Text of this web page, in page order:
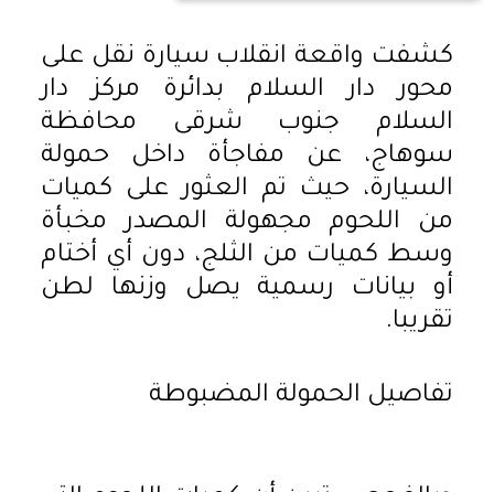
كشفت واقعة انقلاب سيارة نقل على
محور دار السلام بدائرة مركز دار
السلام جنوب شرقى محافظة
سوهاج، عن مفاجأة داخل حمولة
السيارة، حيث تم العثور على كميات
من اللحوم مجهولة المصدر مخبأة
وسط كميات من الثلج، دون أي أختام
أو بيانات رسمية يصل وزنها لطن
تقريبا.
تفاصيل الحمولة المضبوطة